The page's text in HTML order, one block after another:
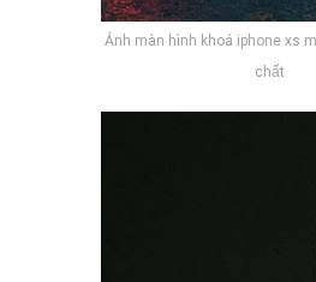
Ảnh màn hình khoá iphone xs
chất